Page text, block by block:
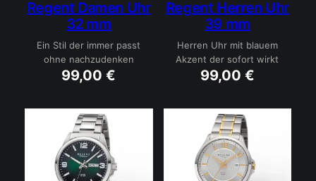
Regent Damen Uhr
32 mm
Ein Stil der immer passt
ohne nachzudenken
99,00€
Regent Herren Uhr
39 mm
Herren Uhr mit blauem
Akzent der sofort wirkt
99,00 €